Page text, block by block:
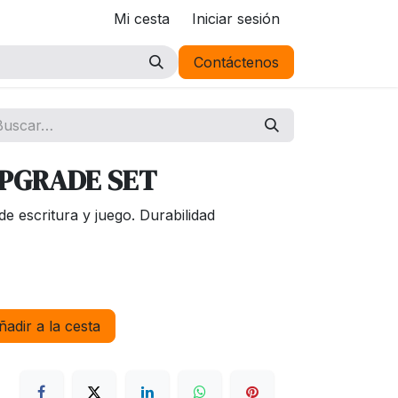
Mi cesta Iniciar sesión
Contáctenos
SET
escritura y juego. Durabilidad
a la cesta